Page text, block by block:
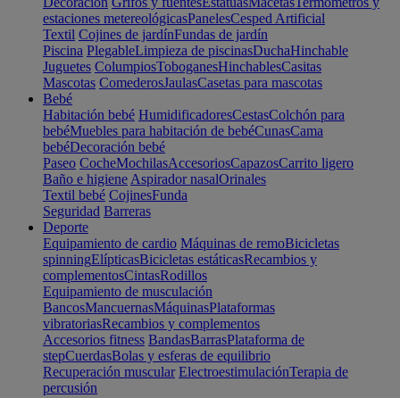
estaciones metereológicasPanelesCesped Artificial
Textil Cojines de jardínFundas de jardín
Piscina PlegableLimpieza de piscinasDuchaHinchable
Juguetes ColumpiosToboganesHinchablesCasitas
Mascotas ComederosJaulasCasetas para mascotas
Bebé
Habitación bebé HumidificadoresCestasColchón para
bebéMuebles para habitación de bebéCunasCama
bebéDecoración bebé
Paseo CocheMochilasAccesoriosCapazosCarrito ligero
Baño e higiene Aspirador nasalOrinales
Textil bebé CojinesFunda
Seguridad Barreras
Deporte
Equipamiento de cardio Máquinas de remoBicicletas
spinningElípticasBicicletas estáticasRecambios y
complementosCintasRodillos
Equipamiento de musculación
BancosMancuernasMáquinasPlataformas
vibratoriasRecambios y complementos
Accesorios fitness BandasBarrasPlataforma de
stepCuerdasBolas y esferas de equilibrio
Recuperación muscular ElectroestimulaciónTerapia de
percusión